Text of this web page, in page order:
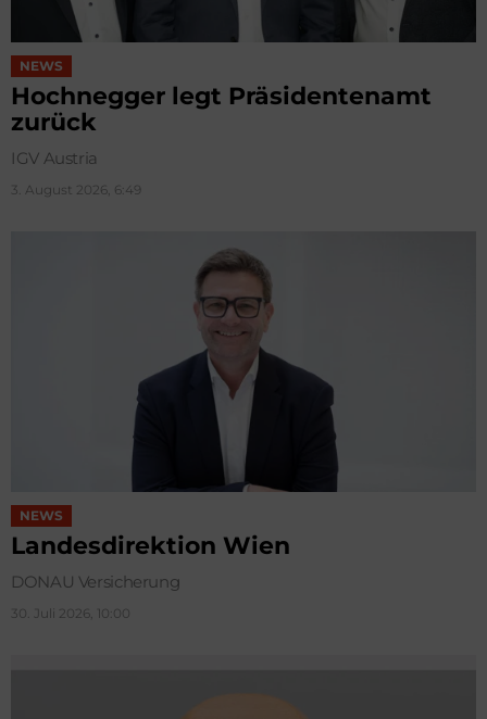
NEWS
Hochnegger legt Präsidentenamt
zurück
IGV Austria
3. August 2026, 6:49
NEWS
Landesdirektion Wien
DONAU Versicherung
30. Juli 2026, 10:00